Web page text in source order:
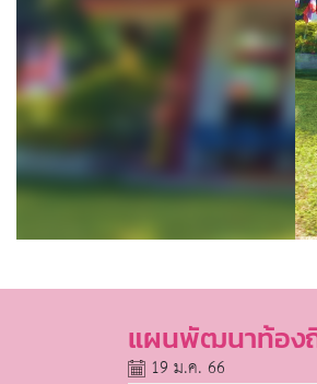
แผนพัฒนาท้อง
19 ม.ค. 66